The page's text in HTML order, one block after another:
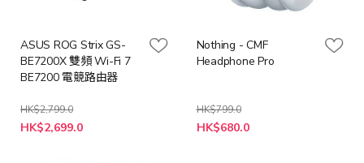
ASUS ROG Strix GS-
BE7200X 雙頻 Wi-Fi 7
BE7200 電競路由器
HK$2,799.0
特
殊
HK$2,699.0
Nothing - CMF
Headphone Pro
HK$799.0
HK$680.0